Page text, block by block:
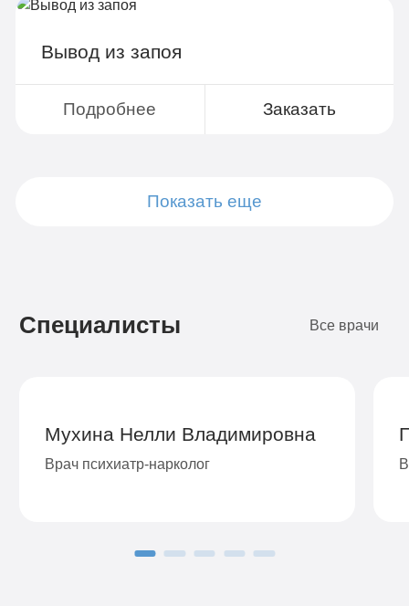
Вывод из запоя
Подробнее Заказать
Показать еще
Специалисты Все врачи
Мухина Нелли Владимировна
Врач психиатр-нарколог